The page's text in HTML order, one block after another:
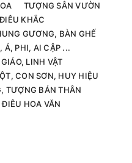
TƯỢNG SÂN VƯỜN
KHẮC
GƯƠNG, BÀN GHẾ
Á, PHI, AI CẬP ...
LINH VẬT
CON SƠN, HUY HIỆU
TƯỢNG BÁN THÂN
HOA VĂN